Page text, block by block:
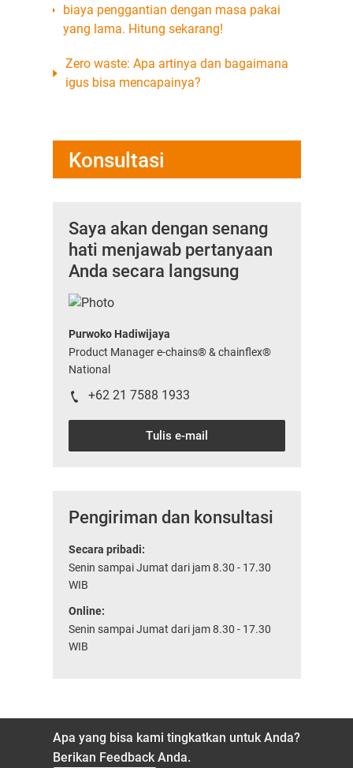
biaya penggantian dengan masa pakai
yang lama. Hitung sekarang!
Zero waste: Apa artinya dan bagaimana
igus bisa mencapainya?
Konsultasi
Saya akan dengan senang
hati menjawab pertanyaan
Anda secara langsung
Purwoko Hadiwijaya
Product Manager e-chains® & chainflex®
National
+62 21 7588 1933
Tulis e-mail
Pengiriman dan konsultasi
Secara pribadi:
Senin sampai Jumat dari jam 8.30 - 17.30
WIB
Online:
Senin sampai Jumat dari jam 8.30 - 17.30
WIB
Apa yang bisa kami tingkatkan untuk Anda?
Berikan Feedback Anda.